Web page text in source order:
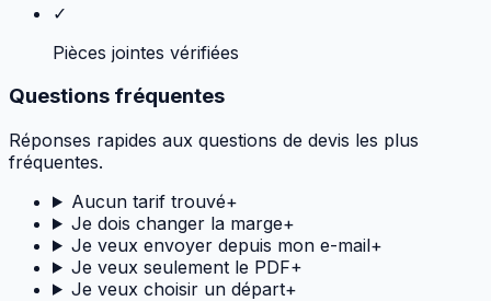
✓
Pièces jointes vérifiées
Questions fréquentes
Réponses rapides aux questions de devis les plus
fréquentes.
Aucun tarif trouvé+
Je dois changer la marge+
Je veux envoyer depuis mon e-mail+
Je veux seulement le PDF+
Je veux choisir un départ+